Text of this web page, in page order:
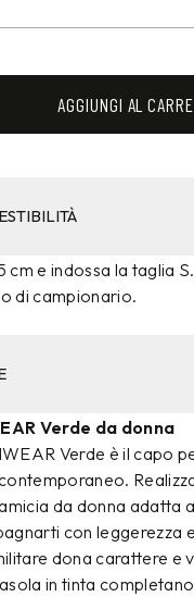
AGGIUNGI AL
cm e indossa la taglia
di campionario.
Verde da donna
Verde è il capo
da donna adatta
con leggerezza
dona carattere e
in tinta